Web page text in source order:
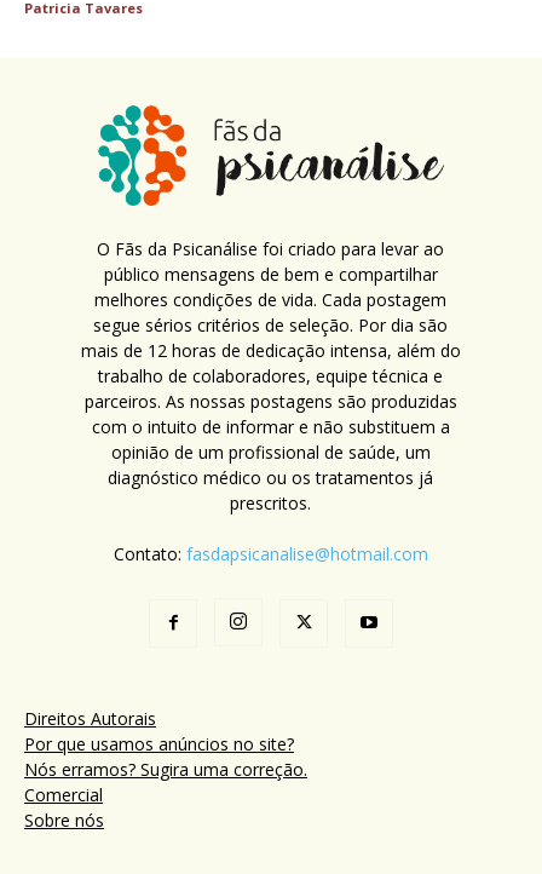
Patricia Tavares
O Fãs da Psicanálise foi criado para levar ao
público mensagens de bem e compartilhar
melhores condições de vida. Cada postagem
segue sérios critérios de seleção. Por dia são
mais de 12 horas de dedicação intensa, além do
trabalho de colaboradores, equipe técnica e
parceiros. As nossas postagens são produzidas
com o intuito de informar e não substituem a
opinião de um profissional de saúde, um
diagnóstico médico ou os tratamentos já
prescritos.
Contato: fasdapsicanalise@hotmail.com
Direitos Autorais
Por que usamos anúncios no site?
Nós erramos? Sugira uma correção.
Comercial
Sobre nós